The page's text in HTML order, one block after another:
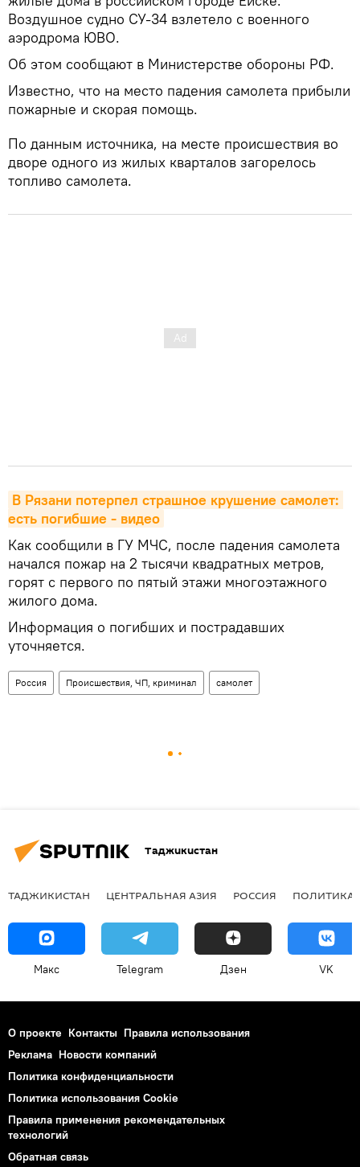
Воздушное судно СУ-34 взлетело с военного
аэродрома ЮВО.
Об этом сообщают в Министерстве обороны РФ.
Известно, что на место падения самолета прибыли
пожарные и скорая помощь.
По данным источника, на месте происшествия во
дворе одного из жилых кварталов загорелось
топливо самолета.
В Рязани потерпел страшное крушение самолет:
есть погибшие - видео
Как сообщили в ГУ МЧС, после падения самолета
начался пожар на 2 тысячи квадратных метров,
горят с первого по пятый этажи многоэтажного
жилого дома.
Информация о погибших и пострадавших
уточняется.
Россия Происшествия, ЧП, криминал самолет
Таджикистан
ТАДЖИКИСТАН ЦЕНТРАЛЬНАЯ АЗИЯ РОССИЯ ПОЛИТИКА
Макс Telegram Дзен VK
О проекте Контакты Правила использования
Реклама Новости компаний
Политика конфиденциальности
Политика использования Cookie
Правила применения рекомендательных
технологий
Обратная связь